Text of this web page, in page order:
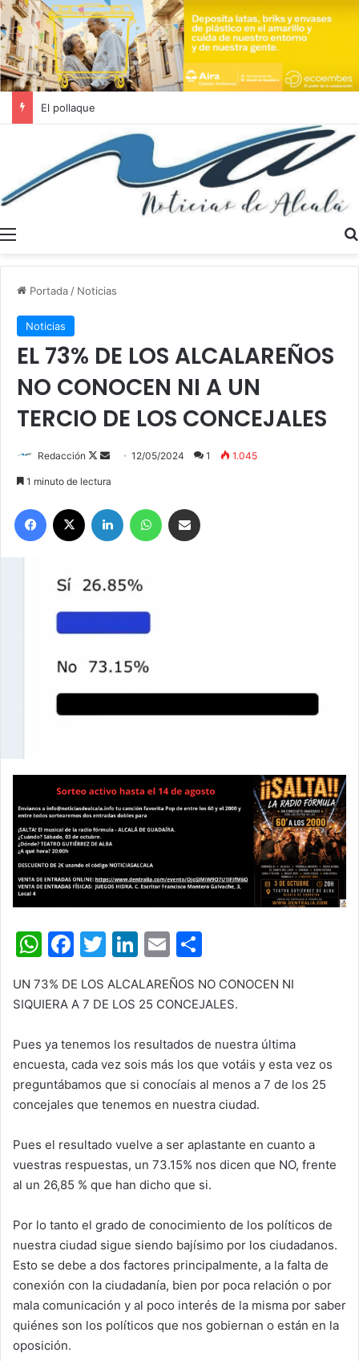
Portada / Noticias
Noticias
EL 73% DE LOS ALCALAREÑOS
NO CONOCEN NI A UN
TERCIO DE LOS CONCEJALES
Redacción
F
l
o
n
X
d
a
m
a
12/05/2024 1 1.045
1 minuto de lectura
W
at
A
p
p
F
c
b
o
o
T
itt
Li
k
dI
n
E
m
ai m
ar
tir
UN 73% DE LOS ALCALAREÑOS NO CONOCEN NI
SIQUIERA A 7 DE LOS 25 CONCEJALES.
Pues ya tenemos los resultados de nuestra última
encuesta, cada vez sois más los que votáis y esta vez os
preguntábamos que si conocíais al menos a 7 de los 25
concejales que tenemos en nuestra ciudad.
Pues el resultado vuelve a ser aplastante en cuanto a
vuestras respuestas, un 73.15% nos dicen que NO, frente
al un 26,85 % que han dicho que si.
Por lo tanto el grado de conocimiento de los políticos de
nuestra ciudad sigue siendo bajísimo por los ciudadanos.
Esto se debe a dos factores principalmente, a la falta de
conexión con la ciudadanía, bien por poca relación o por
mala comunicación y al poco interés de la misma por saber
quiénes son los políticos que nos gobiernan o están en la
oposición.